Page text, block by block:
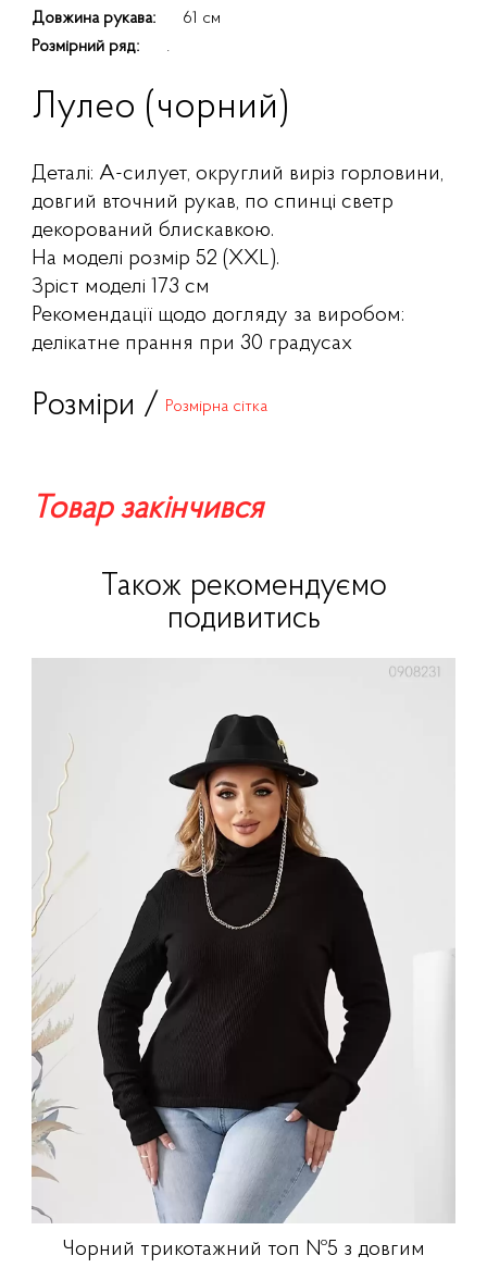
Довжина рукава:
61 см
Розмірний ряд:
.
Лулео (чорний)
Деталі: А-силует, округлий виріз горловини,
довгий вточний рукав, по спинці светр
декорований блискавкою.
На моделі розмір 52 (XXL).
Зріст моделі 173 см
Рекомендації щодо догляду за виробом:
делікатне прання при 30 градусах
Розміри / Розмірна сітка
Товар закінчився
Також рекомендуємо
подивитись
Чорний трикотажний топ №5 з довгим